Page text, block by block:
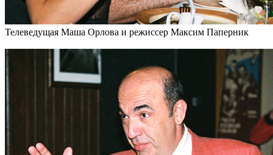
Телеведущая Маша Орлова и режиссер Максим Паперник